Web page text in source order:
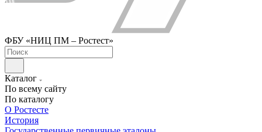
ФБУ «НИЦ ПМ – Ростест»
Каталог
По всему сайту
По каталогу
О Ростесте
История